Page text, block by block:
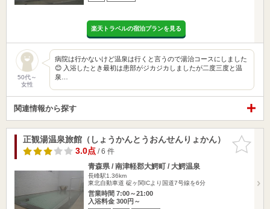
楽天トラベルの宿泊プランを見る
50代～
女性
病院は行かないけど温泉は行くと言うので湯治コースにしました
😊 入浴したとき最初は患部がジカジカしましたが二度三度と温
泉…
関連情報から探す
お気に入
りに追加
正観湯温泉旅館（しょうかんとうおんせんりょかん）
3.0点/ 6 件
青森県 / 南津軽郡大鰐町 / 大鰐温泉
長峰駅1.36km
東北自動車道 碇ヶ関ICより国道7号線を6分
営業時間 7:00～21:00
入浴料金 300円～